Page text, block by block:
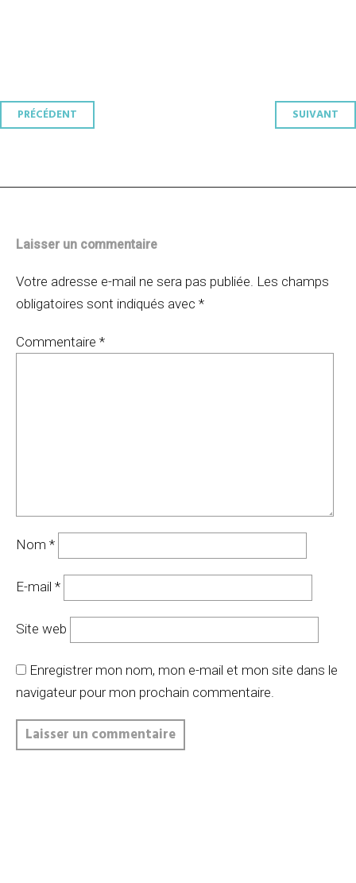
Navigation
PRÉCÉDENT SUIVANT
Laisser un commentaire
Votre adresse e-mail ne sera pas publiée. Les champs
obligatoires sont indiqués avec *
Commentaire *
Nom *
E-mail *
Site web
Enregistrer mon nom, mon e-mail et mon site dans le
navigateur pour mon prochain commentaire.